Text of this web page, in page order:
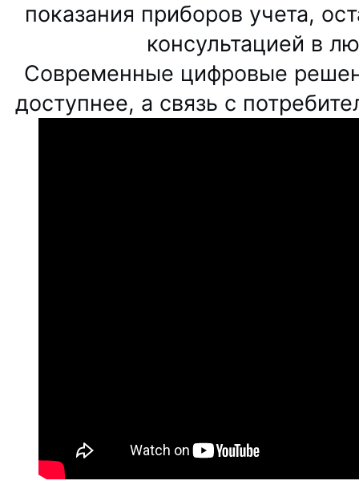
показания приборов учета,
консультацией в
Современные цифровые
доступнее, а связь с